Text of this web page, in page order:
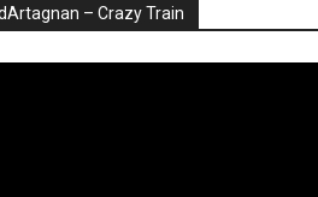
– Crazy Train